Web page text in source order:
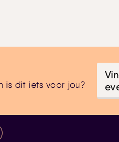
is dit iets voor jou?